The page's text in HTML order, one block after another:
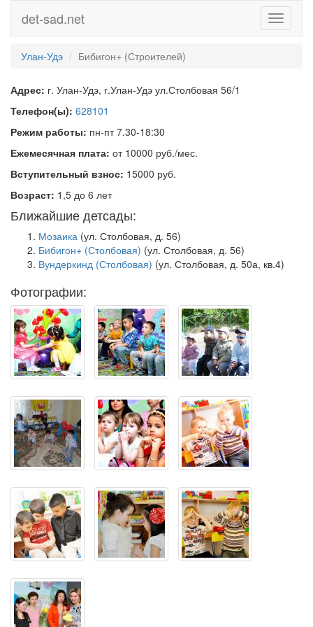
Toggle
det-sad.net
Улан-Удэ Бибигон+ (Строителей)
Адрес: г. Улан-Удэ, г.Улан-Удэ ул.Столбовая 56/1
Телефон(ы): 628101
Режим работы: пн-пт 7.30-18:30
Ежемесячная плата: от 10000 руб./мес.
Вступительный взнос: 15000 руб.
Возраст: 1,5 до 6 лет
Ближайшие детсады:
Мозаика (ул. Столбовая, д. 56)
Бибигон+ (Столбовая) (ул. Столбовая, д. 56)
Вундеркинд (Столбовая) (ул. Столбовая, д. 50а, кв.4)
Фотографии: